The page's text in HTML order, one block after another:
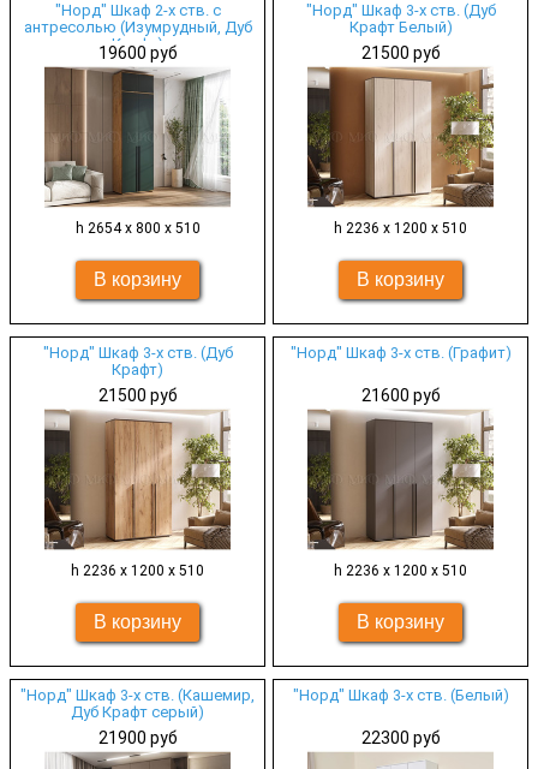
"Норд" Шкаф 2-х ств. с
антресолью (Изумрудный, Дуб
Крафт)
19600 руб
h 2654 х 800 х 510
"Норд" Шкаф 3-х ств. (Дуб
Крафт Белый)
21500 руб
h 2236 х 1200 х 510
"Норд" Шкаф 3-х ств. (Дуб
Крафт)
21500 руб
h 2236 х 1200 х 510
"Норд" Шкаф 3-х ств. (Графит)
21600 руб
h 2236 х 1200 х 510
"Норд" Шкаф 3-х ств. (Кашемир,
Дуб Крафт серый)
21900 руб
"Норд" Шкаф 3-х ств. (Белый)
22300 руб